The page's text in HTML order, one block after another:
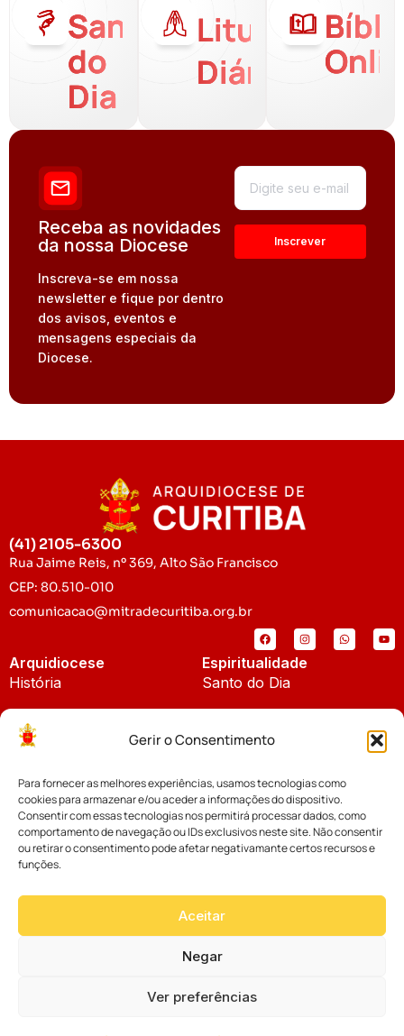
Gerir o Consentimento
Para fornecer as melhores experiências, usamos tecnologias como
cookies para armazenar e/ou aceder a informações do dispositivo.
Consentir com essas tecnologias nos permitirá processar dados, como
comportamento de navegação ou IDs exclusivos neste site. Não consentir
ou retirar o consentimento pode afetar negativamante certos recursos e
funções.
Aceitar
Negar
Ver preferências
Santo
do
Dia
Liturgia
Diária
Receba as novidades
da nossa Diocese
Inscreva-se em nossa
newsletter e fique por dentro
dos avisos, eventos e
mensagens especiais da
Diocese.
(41) 2105-6300
Rua Jaime Reis, nº 369, Alto São Francisco
CEP: 80.510-010
comunicacao@mitradecuritiba.org.br
Arquidiocese
História
Padroeira
Espiritualidade
Santo do Dia
Notícias
Notícias da Arquidiocese
Notícias Cáritas
Palavra dos Bispos
Cúria Diocesana
Fundo Diocesano
Vicariatos da Educação
Eventos